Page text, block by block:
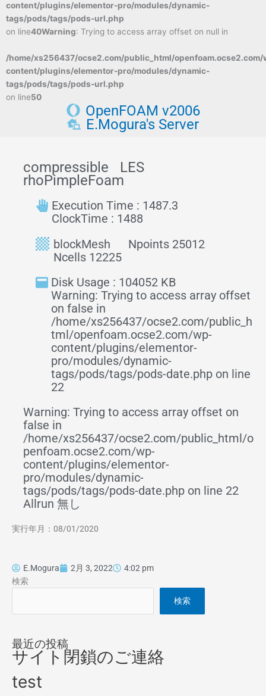
content/plugins/elementor-pro/modules/dynamic-
tags/pods/tags/pods-url.php
on line40Warning: Trying to access array offset on null in
/home/xs256437/ocse2.com/public_html/openfoam.ocse2.com/
content/plugins/elementor-pro/modules/dynamic-
tags/pods/tags/pods-url.php
on line50
OpenFOAM v2006
E.Mogura's Server
compressible LES
rhoPimpleFoam
Execution Time : 1487.3
ClockTime : 1488
blockMesh
Npoints 25012
Ncells 12225
Disk Usage : 104052 KB
Warning: Trying to access array offset
on false in
/home/xs256437/ocse2.com/public_h
tml/openfoam.ocse2.com/wp-
content/plugins/elementor-
pro/modules/dynamic-
tags/pods/tags/pods-date.php on line
22
Warning: Trying to access array offset on
false in
/home/xs256437/ocse2.com/public_html/o
penfoam.ocse2.com/wp-
content/plugins/elementor-
pro/modules/dynamic-
tags/pods/tags/pods-date.php on line 22
Allrun 無し
実行年月：08/01/2020
E.Mogura 2月 3, 2022
4:02 pm
検索
検索
最近の投稿
サイト閉鎖のご連絡
test